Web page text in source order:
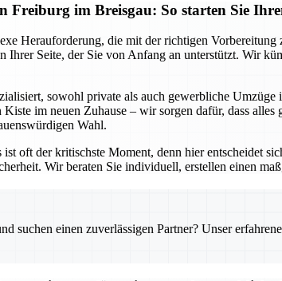
Freiburg im Breisgau: So starten Sie
Herauforderung, die mit der richtigen
Ihrer Seite, der Sie von Anfang an unterstützt. Wir
sowohl private als auch gewerbliche
im neuen Zuhause – wir sorgen dafür, dass
Wahl.
oft der kritischste Moment, denn hier entscheidet
Wir beraten Sie individuell, erstellen einen
suchen einen zuverlässigen Partner? Unser